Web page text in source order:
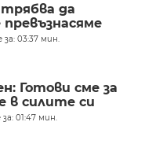
да
03:37 мин.
Готови сме за
в силите си
01:47 мин.